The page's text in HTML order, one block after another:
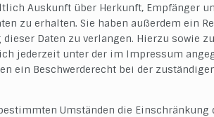
Auskunft über Herkunft, Empfänger
zu erhalten. Sie haben außerdem ein
Daten zu verlangen. Hierzu sowie
jederzeit unter der im Impressum
ein Beschwerderecht bei der
Umständen die Einschränkung